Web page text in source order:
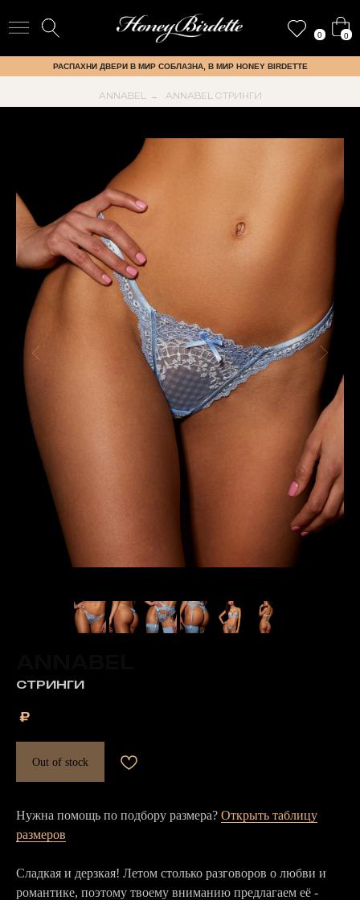
0 0
РАСПАХНИ ДВЕРИ В МИР СОБЛАЗНА, В МИР HONEY BIRDETTE
ANNABEL → ANNABEL СТРИНГИ
СТРИНГИ
₽
Out of stock
Нужна помощь по подбору размера? Открыть таблицу
размеров
Сладкая и дерзкая! Летом столько разговоров о любви и
романтике, поэтому твоему вниманию предлагаем её -